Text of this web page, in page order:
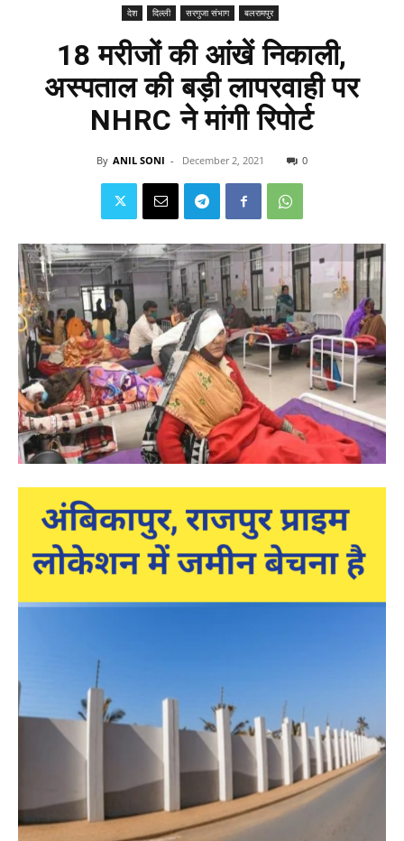
देश दिल्ली सरगुजा संभाग बलरामपुर
18 मरीजों की आंखें निकाली,
अस्पताल की बड़ी लापरवाही पर
NHRC ने मांगी रिपोर्ट
By ANIL SONI - December 2, 2021 0